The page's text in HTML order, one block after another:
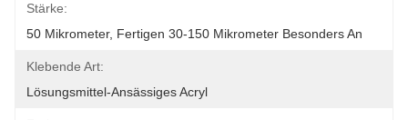
Stärke:
50 Mikrometer, Fertigen 30-150 Mikrometer Besonders An
Klebende Art:
Lösungsmittel-Ansässiges Acryl